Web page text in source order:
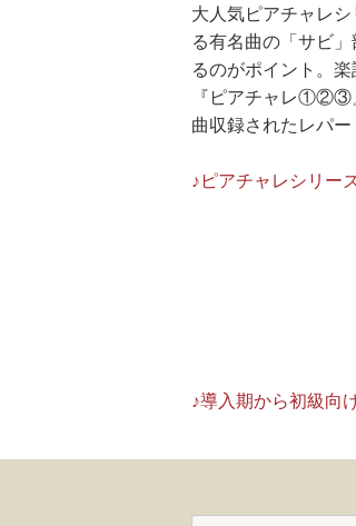
大人気ピアチャレ
る有名曲の「サビ
るのがポイント。楽
『ピアチャレ①②③
曲収録されたレパ
♪ピアチャレシリー
♪導入期から初級向